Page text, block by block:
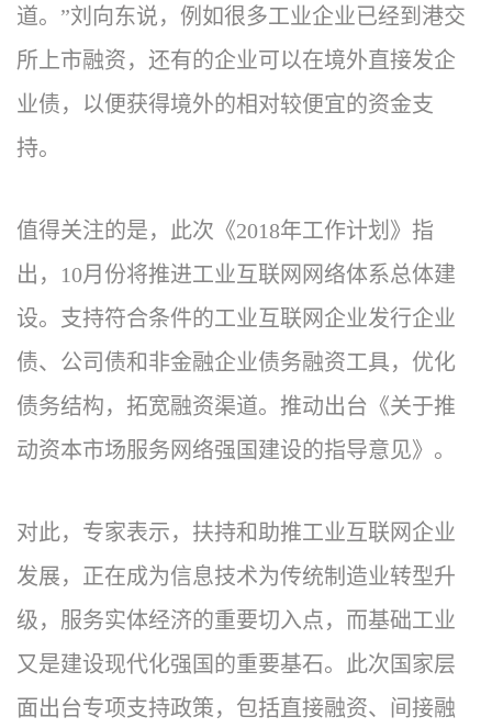
道。”刘向东说，例如很多工业企业已经到港交
所上市融资，还有的企业可以在境外直接发企
业债，以便获得境外的相对较便宜的资金支
持。
值得关注的是，此次《2018年工作计划》指
出，10月份将推进工业互联网网络体系总体建
设。支持符合条件的工业互联网企业发行企业
债、公司债和非金融企业债务融资工具，优化
债务结构，拓宽融资渠道。推动出台《关于推
动资本市场服务网络强国建设的指导意见》。
对此，专家表示，扶持和助推工业互联网企业
发展，正在成为信息技术为传统制造业转型升
级，服务实体经济的重要切入点，而基础工业
又是建设现代化强国的重要基石。此次国家层
面出台专项支持政策，包括直接融资、间接融